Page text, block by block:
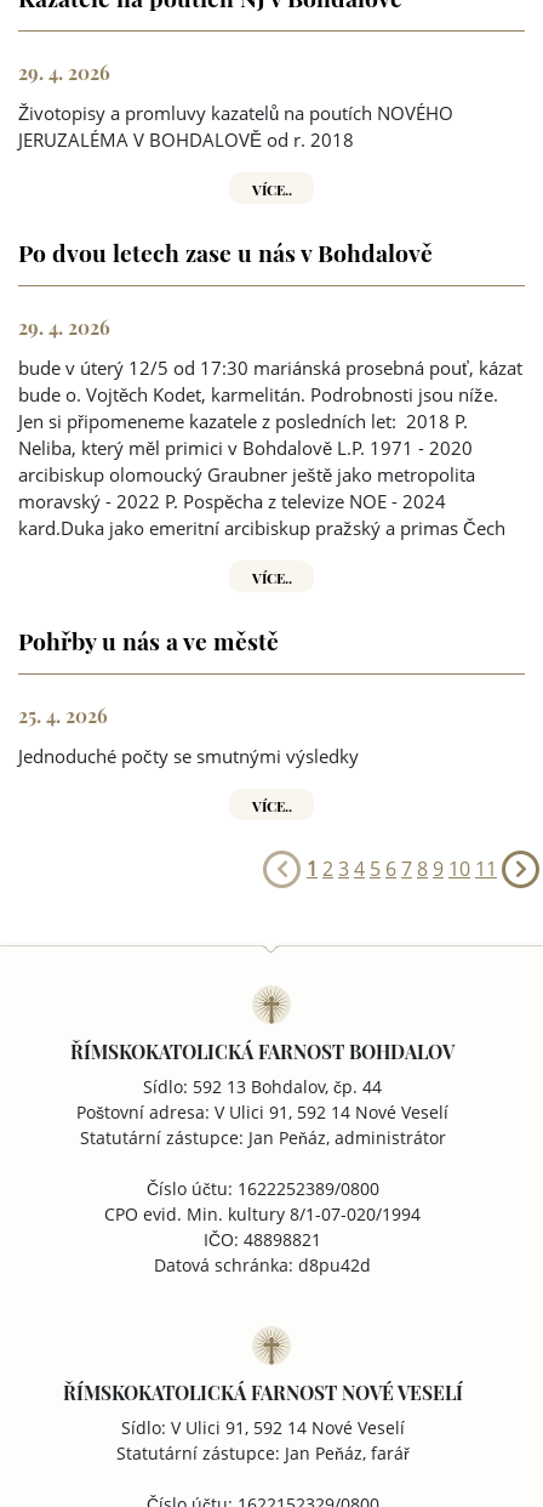
29. 4. 2026
Životopisy a promluvy kazatelů na poutích NOVÉHO
JERUZALÉMA V BOHDALOVĚ od r. 2018
VÍCE..
Po dvou letech zase u nás v Bohdalově
29. 4. 2026
bude v úterý 12/5 od 17:30 mariánská prosebná pouť, kázat
bude o. Vojtěch Kodet, karmelitán. Podrobnosti jsou níže.
Jen si připomeneme kazatele z posledních let: 2018 P.
Neliba, který měl primici v Bohdalově L.P. 1971 - 2020
arcibiskup olomoucký Graubner ještě jako metropolita
moravský - 2022 P. Pospěcha z televize NOE - 2024
kard.Duka jako emeritní arcibiskup pražský a primas Čech
VÍCE..
Pohřby u nás a ve městě
25. 4. 2026
Jednoduché počty se smutnými výsledky
VÍCE..
1 234 5 67 8 9 10 11
ŘÍMSKOKATOLICKÁ FARNOST BOHDALOV
Sídlo: 592 13 Bohdalov, čp. 44
Poštovní adresa: V Ulici 91, 592 14 Nové Veselí
Statutární zástupce: Jan Peňáz, administrátor
Číslo účtu: 1622252389/0800
CPO evid. Min. kultury 8/1-07-020/1994
IČO: 48898821
Datová schránka: d8pu42d
ŘÍMSKOKATOLICKÁ FARNOST NOVÉ VESELÍ
Sídlo: V Ulici 91, 592 14 Nové Veselí
Statutární zástupce: Jan Peňáz, farář